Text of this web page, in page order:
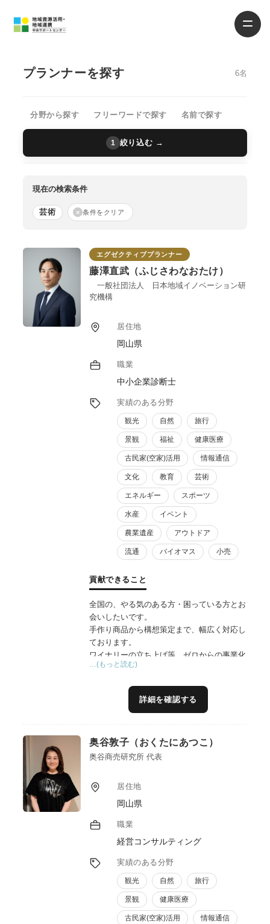
プランナーを探す 6名
分野から探す フリーワードで探す 名前で探す
1 絞り込む →
現在の検索条件
芸術 × 条件をクリア
エグゼクティブプランナー
藤澤直武（ふじさわなおたけ）
一般社団法人 日本地域イノベーション研
究機構
居住地
岡山県
職業
中小企業診断士
実績のある分野
観光 自然 旅行
景観 福祉 健康医療
古民家(空家)活用 情報通信
文化 教育 芸術
エネルギー スポーツ
水産 イベント
農業遺産 アウトドア
流通 バイオマス 小売
貢献できること
全国の、やる気のある方・困っている方とお
会いしたいです。
手作り商品から構想策定まで、幅広く対応し
ております。
ワイナリーの立ち上げ等、ゼロからの事業化
経験がありますので、地域資源の活用・連携
地域の想い、民間の利益、行政の使命——地
域の三者の異なる立場を丁寧に汲み取り、自
しています。
また、「６次産業化」と「６次商品化」は異
題を解決することはできません。地域づくり
の独自ノウハウを融合し、農林漁業にとどま
らない多様な業種の連携アイデアを採り入れ
た商品・サービス開発のほか、開発後の具体
的進めかた、そしてどのようにして地域課題
を解決していくのか、等具体的な支援をさせ
ていただきます。
…(もっと読む)
詳細を確認する
奥谷敦子（おくたにあつこ）
奥谷商売研究所 代表
居住地
岡山県
職業
経営コンサルティング
実績のある分野
観光 自然 旅行
景観 健康医療
古民家(空家)活用 情報通信